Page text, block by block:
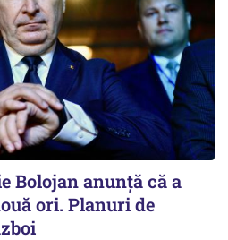
Bolojan anunță că a
ori. Planuri de